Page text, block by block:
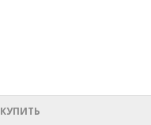
КУПИТЬ